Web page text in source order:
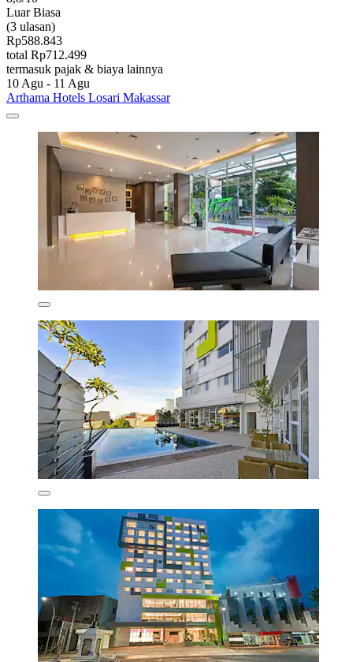
Luar Biasa
(3 ulasan)
Rp588.843
total Rp712.499
termasuk pajak & biaya lainnya
10 Agu - 11 Agu
Arthama Hotels Losari Makassar